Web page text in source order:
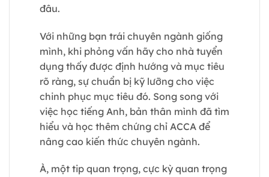
đâu.
Với những bạn trái chuyên ngành giống
mình, khi phỏng vấn hãy cho nhà tuyển
dụng thấy được định hướng và mục tiêu
rõ ràng, sự chuẩn bị kỹ lưỡng cho việc
chinh phục mục tiêu đó. Song song với
việc học tiếng Anh, bản thân mình đã tìm
hiểu và học thêm chứng chỉ ACCA để
nâng cao kiến thức chuyên ngành.
À, một tip quan trọng, cực kỳ quan trọng